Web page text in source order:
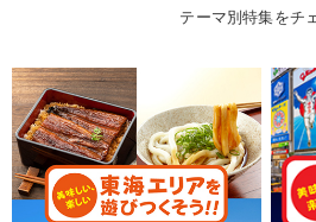
テーマ別特集をチ